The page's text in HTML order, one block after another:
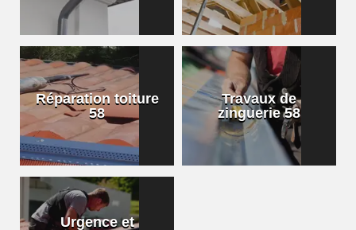
Réparation toiture
58
Travaux de
zinguerie 58
Urgence et